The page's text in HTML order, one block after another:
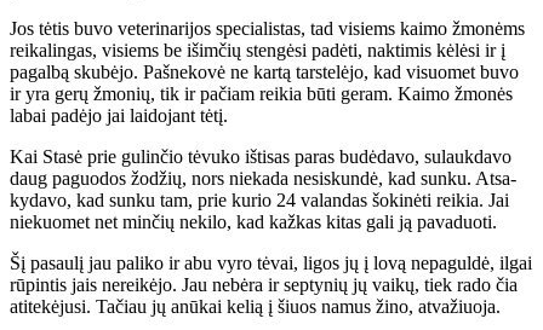
Jos tė­tis bu­vo ve­te­ri­na­ri­jos spe­cia­lis­tas, tad vi­siems kai­mo žmo­nėms
rei­ka­lin­gas, vi­siems be iš­im­čių sten­gė­si pa­dė­ti, nak­ti­mis kė­lė­si ir į
pa­gal­bą sku­bė­jo. Pa­šne­ko­vė ne kar­tą tars­te­lė­jo, kad vi­suo­met bu­vo
ir yra ge­rų žmo­nių, tik ir pa­čiam rei­kia bū­ti ge­ram. Kai­mo žmo­nės
la­bai pa­dė­jo jai lai­do­jant tė­tį.
Kai Sta­sė prie gu­lin­čio tė­vu­ko iš­ti­sas pa­ras bu­dė­da­vo, su­lauk­da­vo
daug pa­guo­dos žo­džių, nors nie­ka­da ne­si­skun­dė, kad sun­ku. At­sa­
ky­da­vo, kad sun­ku tam, prie ku­rio 24 va­lan­das šo­ki­nė­ti rei­kia. Jai
nie­kuo­met net min­čių ne­ki­lo, kad kaž­kas ki­tas ga­li ją pa­va­duo­ti.
Šį pa­sau­lį jau pa­li­ko ir abu vy­ro tė­vai, li­gos jų į lo­vą ne­pa­gul­dė, il­gai
rū­pin­tis jais ne­rei­kė­jo. Jau ne­bė­ra ir sep­ty­nių jų vai­kų, tiek ra­do čia
ati­te­kė­ju­si. Ta­čiau jų anū­kai ke­lią į šiuos na­mus ži­no, at­va­žiuo­ja.